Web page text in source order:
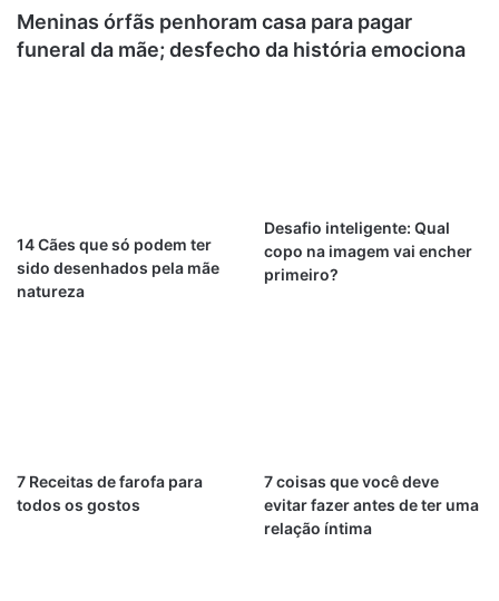
Meninas órfãs penhoram casa para pagar
funeral da mãe; desfecho da história emociona
14 Cães que só podem ter
sido desenhados pela mãe
natureza
Desafio inteligente: Qual
copo na imagem vai encher
primeiro?
7 Receitas de farofa para
todos os gostos
7 coisas que você deve
evitar fazer antes de ter uma
relação íntima